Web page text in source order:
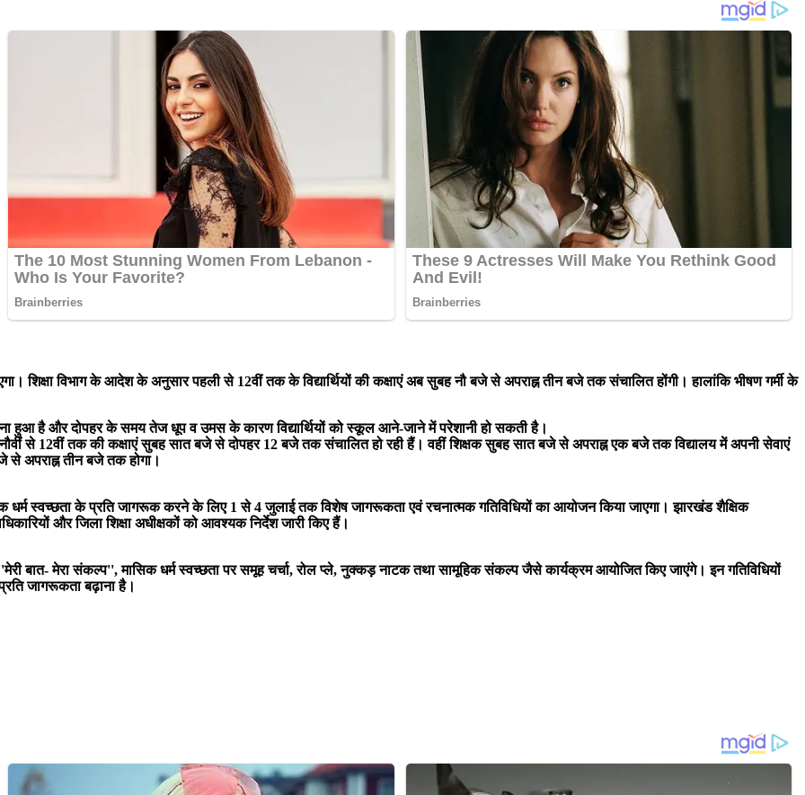
विभाग के आदेश के अनुसार पहली से 12वीं तक के विद्यार्थियों की कक्षाएं अब सुबह नौ बजे से अपराह्न तीन बजे तक संचालित होंगी। हालांकि भीषण गर्मी के
हुआ है और दोपहर के समय तेज धूप व उमस के कारण विद्यार्थियों को स्कूल आने-जाने में परेशानी हो सकती है।
से 12वीं तक की कक्षाएं सुबह सात बजे से दोपहर 12 बजे तक संचालित हो रही हैं। वहीं शिक्षक सुबह सात बजे से अपराह्न एक बजे तक विद्यालय में अपनी सेवाएं
अपराह्न तीन बजे तक होगा।
धर्म स्वच्छता के प्रति जागरूक करने के लिए 1 से 4 जुलाई तक विशेष जागरूकता एवं रचनात्मक गतिविधियों का आयोजन किया जाएगा। झारखंड शैक्षिक
और जिला शिक्षा अधीक्षकों को आवश्यक निर्देश जारी किए हैं।
बात- मेरा संकल्प'', मासिक धर्म स्वच्छता पर समूह चर्चा, रोल प्ले, नुक्कड़ नाटक तथा सामूहिक संकल्प जैसे कार्यक्रम आयोजित किए जाएंगे। इन गतिविधियों
जागरूकता बढ़ाना है।